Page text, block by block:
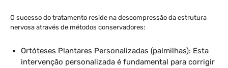
O sucesso do tratamento reside na descompressão da estrutura
nervosa através de métodos conservadores:
Ortóteses Plantares Personalizadas (palmilhas): Esta
intervenção personalizada é fundamental para corrigir